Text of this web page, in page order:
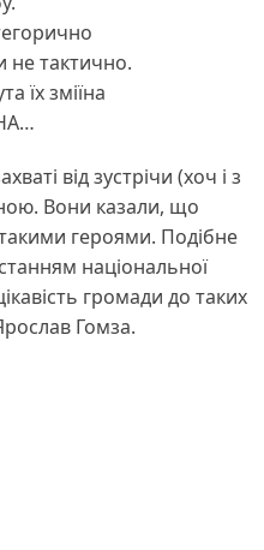
не тактично.
їх зміїна
від зустрічи (хоч і з
Вони казали, що
героями. Подібне
національної
громади до таких
Гомза.